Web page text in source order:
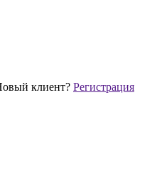
клиент? Регистрация